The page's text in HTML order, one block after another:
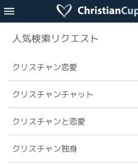
人気検索リクエスト
クリスチャン恋愛
クリスチャンチャット
クリスチャンと恋愛
クリスチャン独身